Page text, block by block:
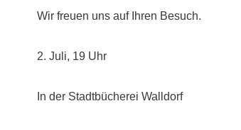
Wir freuen uns auf Ihren Besuch.
2. Juli, 19 Uhr
In der Stadtbücherei Walldorf